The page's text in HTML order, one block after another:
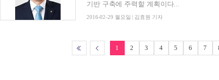
기반 구축에 주력할 계획이다...
2016-02-29 월요일 | 김효원 기자
1 2 3 4 5 6 7